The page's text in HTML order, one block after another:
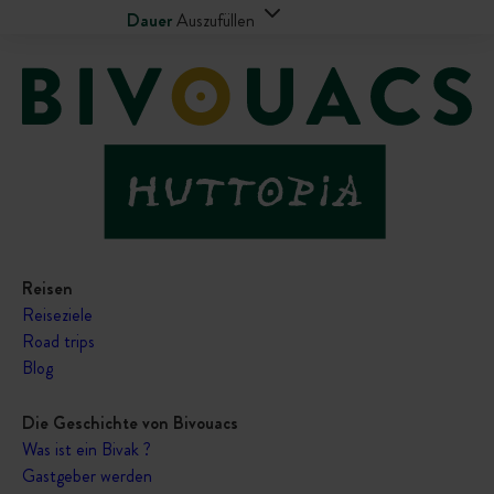
DauerAuszufüllen
Reisen
Reiseziele
Road trips
Blog
Die Geschichte von Bivouacs
Was ist ein Bivak ?
Gastgeber werden